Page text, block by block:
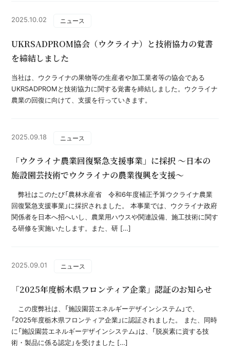
2025.10.02 ニュース
UKRSADPROM協会（ウクライナ）と技術協力の覚書
を締結しました
当社は、ウクライナの果物等の生産者や加工業者等の協会である
UKRSADPROMと技術協力に関する覚書を締結しました。ウクライナ
農業の回復に向けて、支援を行っていきます。
2025.09.18 ニュース
「ウクライナ農業回復緊急支援事業」に採択 ～日本の
施設園芸技術でウクライナの農業復興を支援～
弊社はこのたび「農林水産省 令和6年度補正予算ウクライナ農業
回復緊急支援事業」に採択されました。 本事業では、ウクライナ政府
関係者を日本へ招へいし、農業用ハウスや関連設備、施工技術に関す
る研修を実施いたします。また、研 […]
2025.09.01 ニュース
「2025年度栃木県フロンティア企業」認証のお知らせ
この度弊社は、「施設園芸エネルギーデザインシステム」で、
「2025年度栃木県フロンティア企業」に認証されました。 また、同時
に「施設園芸エネルギーデザインシステム」は、「脱炭素に資する技
術・製品に係る認定」を受けました […]